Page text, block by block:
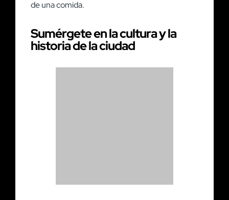
de una comida.
Sumérgete en la cultura y la
historia de la ciudad